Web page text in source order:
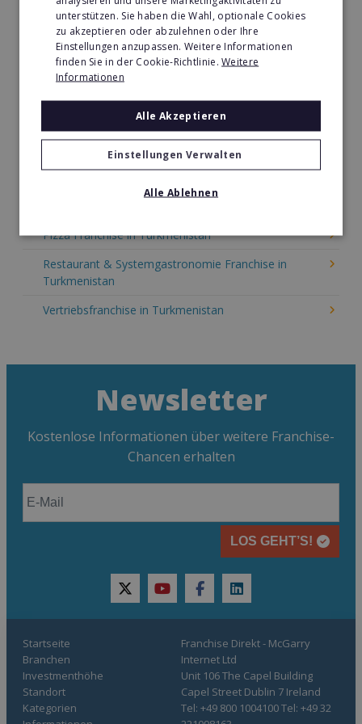
Immobilien Franchise in Turkmenistan
Kinder & Erziehung Franchise in Turkmenistan
Lebensmittel Franchise in Turkmenistan
Medien & Werbung Franchise in Turkmenistan
Pizza Franchise in Turkmenistan
Restaurant & Systemgastronomie Franchise in
Turkmenistan
Vertriebsfranchise in Turkmenistan
Newsletter
Kostenlose Informationen über weitere Franchise-
Chancen erhalten
LOS GEHT’S!
twitteryoutubefacebooklinkedin
Startseite
Branchen
Investmenthöhe
Standort
Kategorien
Franchise Direkt - McGarry
Internet Ltd
Unit 106 The Capel Building
Capel Street Dublin 7 Ireland
Tel: +49 800 1004100 Tel: +49 32
unterstützen. Sie haben die Wahl, optionale Cookies
zu akzeptieren oder abzulehnen oder Ihre
Einstellungen anzupassen. Weitere Informationen
finden Sie in der Cookie-Richtlinie.Weitere
Informationen
Alle Akzeptieren
Einstellungen Verwalten
Alle Ablehnen